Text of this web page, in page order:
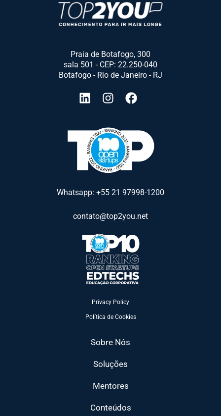
Praia de Botafogo, 300
sala 501 - CEP: 22.250-040
Botafogo - Rio de Janeiro - RJ
Whatsapp: +55 21 97998-1200
contato@top2you.net
Privacy Policy
Política de Cookies
Sobre Nós
Soluções
Mentores
Conteúdos